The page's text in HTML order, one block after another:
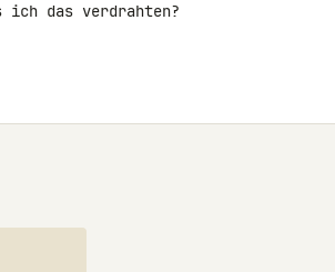
ich das verdrahten?